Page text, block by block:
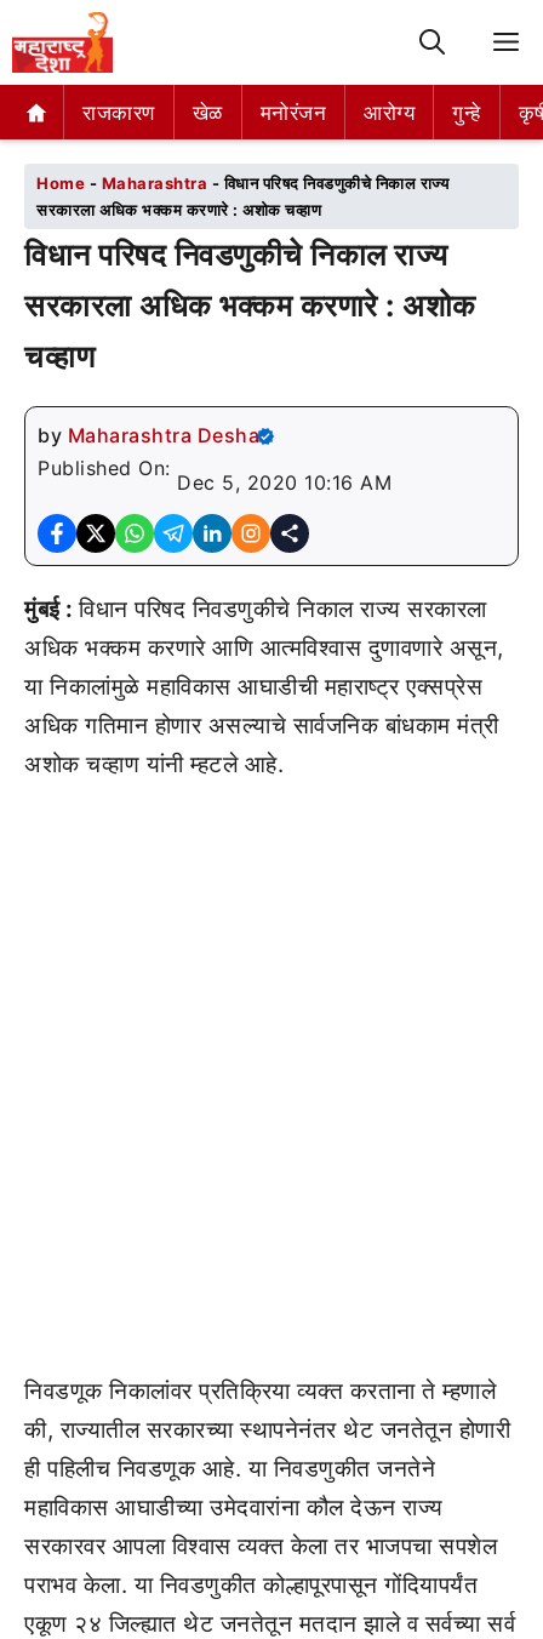
राजकारण खेळ मनोरंजन आरोग्य गुन्हे
राजकारण खेळ मनोरंजन आरोग्य गुन्हे
Home - Maharashtra -विधान परिषद निवडणुकीचे निकाल राज्य
सरकारला अधिक भक्कम करणारे : अशोक चव्हाण
विधान परिषद निवडणुकीचे निकाल राज्य
सरकारला अधिक भक्कम करणारे : अशोक
चव्हाण
by Maharashtra Desha
Published On:
Dec 5, 2020 10:16 AM
मुंबई :विधान परिषद निवडणुकीचे निकाल राज्य सरकारला
अधिक भक्कम करणारे आणि आत्मविश्वास दुणावणारे असून,
या निकालांमुळे महाविकास आघाडीची महाराष्ट्र एक्सप्रेस
अधिक गतिमान होणार असल्याचे सार्वजनिक बांधकाम मंत्री
अशोक चव्हाण यांनी म्हटले आहे.
निवडणूक निकालांवर प्रतिक्रिया व्यक्त करताना ते म्हणाले
की, राज्यातील सरकारच्या स्थापनेनंतर थेट जनतेतून होणारी
ही पहिलीच निवडणूक आहे. या निवडणुकीत जनतेने
महाविकास आघाडीच्या उमेदवारांना कौल देऊन राज्य
सरकारवर आपला विश्वास व्यक्त केला तर भाजपचा सपशेल
पराभव केला. या निवडणुकीत कोल्हापूरपासून गोंदियापर्यंत
एकूण २४ जिल्ह्यात थेट जनतेतून मतदान झाले व सर्वच्या सर्व